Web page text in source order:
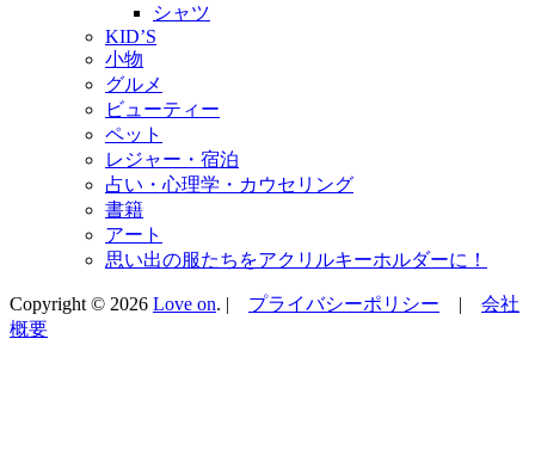
シャツ
KID’S
小物
グルメ
ビューティー
ペット
レジャー・宿泊
占い・心理学・カウセリング
書籍
アート
思い出の服たちをアクリルキーホルダーに！
Copyright © 2026 Love on. | プライバシーポリシー | 会社
概要